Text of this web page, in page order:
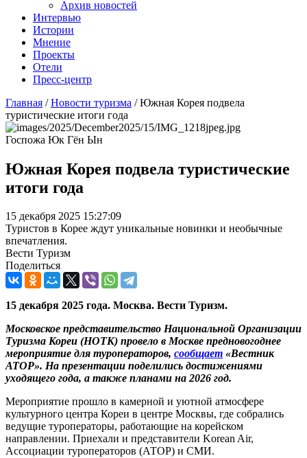
Архив новостей
Интервью
Истории
Мнение
Проекты
Отели
Пресс-центр
Главная /Новости туризма /Южная Корея подвела
туристические итоги года
Госпожа Юк Гён Ын
Южная Корея подвела туристические
итоги года
15 декабря 2025 15:27:09
Туристов в Корее ждут уникальные новинки и необычные
впечатления.
Вести Туризм
Поделиться
15 декабря 2025 года. Москва. Вести Туризм.
Московское представительство Национальной Организации
Туризма Кореи (НОТК) провело в Москве предновогоднее
мероприятие для туроператоров, сообщает «Вестник
АТОР». На презентации поделились достижениями
уходящего года, а также планами на 2026 год.
Мероприятие прошло в камерной и уютной атмосфере
культурного центра Кореи в центре Москвы, где собрались
ведущие туроператоры, работающие на корейском
направлении. Приехали и представители Korean Air,
Ассоциации туроператоров (АТОР) и СМИ.